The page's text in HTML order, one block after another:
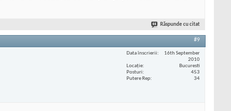
Răspunde cu citat
#9
Data înscrierii
16th September
2010
Locaţie
Bucuresti
Posturi
453
Putere Rep
34